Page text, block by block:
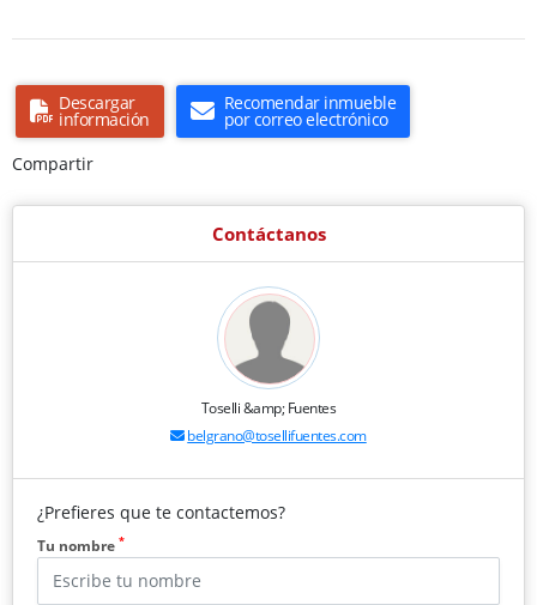
Descargar
información
Recomendar inmueble
por correo electrónico
Compartir
Contáctanos
Toselli &amp; Fuentes
belgrano@tosellifuentes.com
¿Prefieres que te contactemos?
Tu nombre *